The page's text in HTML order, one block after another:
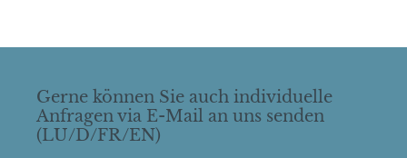
Gerne können Sie auch individuelle
Anfragen via E-Mail an uns senden
(LU/D/FR/EN)